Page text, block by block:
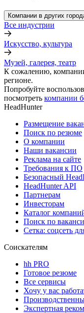
Компании в других
Все индустрии
Искусство, культура
Музей, галерея, театр
К сожалению,
регионе.
Попробуйте
посмотреть компании
HeadHunter
Размещение
Поиск по резюме
О компании
Наши вакансии
Реклама на сайте
Требования к ПО
Безопасный
HeadHunter API
Партнерам
Инвесторам
Каталог
Поиск по
Сетка: соцсеть
Соискателям
hh PRO
Готовое резюме
Все сервисы
Хочу у вас
Экспертная